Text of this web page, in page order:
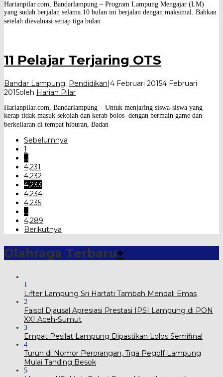
Harianpilar.com, Bandarlampung – Program Lampung Mengajar (LM)
yang sudah berjalan selama 10 bulan ini berjalan dengan maksimal. Bahkan
setelah dievaluasi setiap tiga bulan
11 Pelajar Terjaring OTS
Bandar Lampung, Pendidikan|4 Februari 20154 Februari
2015oleh Harian Pilar
Harianpilar.com, Bandarlampung – Untuk menjaring siswa-siswa yang
kerap tidak masuk sekolah dan kerab bolos dengan bermain game dan
berkeliaran di tempat hiburan, Badan
Sebelumnya
1
…
4,231
4,232
4,233
4,234
4,235
…
4,289
Berikutnya
Olahraga Terbaru+
1
Lifter Lampung Sri Hartati Tambah Mendali Emas
2
Faisol Djausal Apresiasi Prestasi IPSI Lampung di PON
XXI Aceh-Sumut
3
Empat Pesilat Lampung Dipastikan Lolos Semifinal
4
Turun di Nomor Perorangan, Tiga Pegolf Lampung
Mulai Tanding Besok
5